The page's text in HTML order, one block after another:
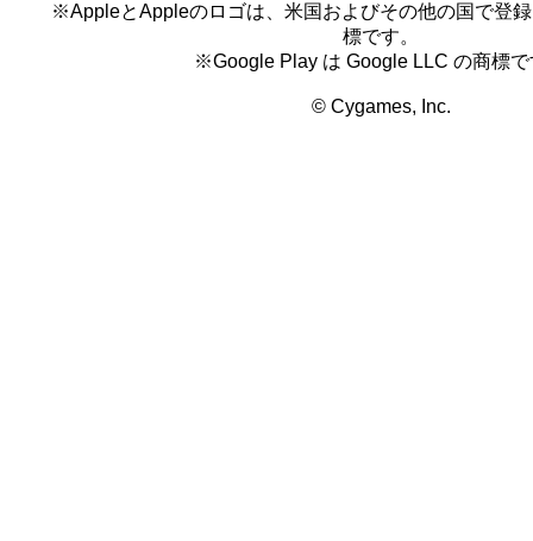
※AppleとAppleのロゴは、米国およびその他の国で登
標です。
※Google Play は Google LLC の商標で
© Cygames, Inc.